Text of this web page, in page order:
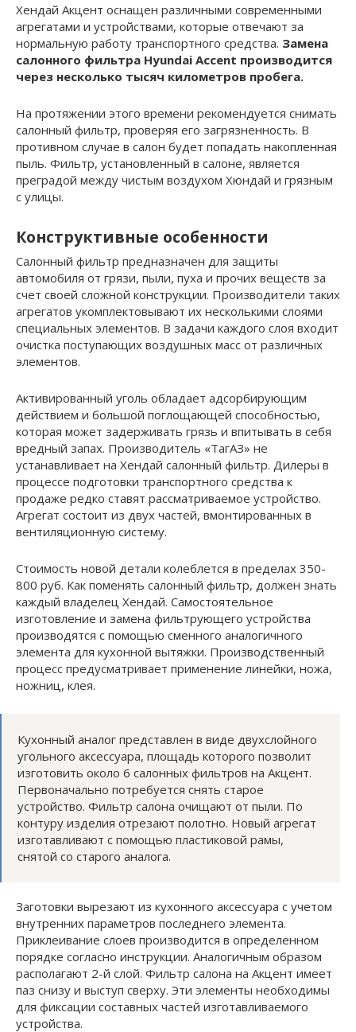
Хендай Акцент оснащен различными современными
агрегатами и устройствами, которые отвечают за
нормальную работу транспортного средства. Замена
салонного фильтра Hyundai Accent производится
через несколько тысяч километров пробега.
На протяжении этого времени рекомендуется снимать
салонный фильтр, проверяя его загрязненность. В
противном случае в салон будет попадать накопленная
пыль. Фильтр, установленный в салоне, является
преградой между чистым воздухом Хюндай и грязным
с улицы.
Конструктивные особенности
Салонный фильтр предназначен для защиты
автомобиля от грязи, пыли, пуха и прочих веществ за
счет своей сложной конструкции. Производители таких
агрегатов укомплектовывают их несколькими слоями
специальных элементов. В задачи каждого слоя входит
очистка поступающих воздушных масс от различных
элементов.
Активированный уголь обладает адсорбирующим
действием и большой поглощающей способностью,
которая может задерживать грязь и впитывать в себя
вредный запах. Производитель «ТагАЗ» не
устанавливает на Хендай салонный фильтр. Дилеры в
процессе подготовки транспортного средства к
продаже редко ставят рассматриваемое устройство.
Агрегат состоит из двух частей, вмонтированных в
вентиляционную систему.
Стоимость новой детали колеблется в пределах 350-
800 руб. Как поменять салонный фильтр, должен знать
каждый владелец Хендай. Самостоятельное
изготовление и замена фильтрующего устройства
производятся с помощью сменного аналогичного
элемента для кухонной вытяжки. Производственный
процесс предусматривает применение линейки, ножа,
ножниц, клея.
Кухонный аналог представлен в виде двухслойного
угольного аксессуара, площадь которого позволит
изготовить около 6 салонных фильтров на Акцент.
Первоначально потребуется снять старое
устройство. Фильтр салона очищают от пыли. По
контуру изделия отрезают полотно. Новый агрегат
изготавливают с помощью пластиковой рамы,
снятой со старого аналога.
Заготовки вырезают из кухонного аксессуара с учетом
внутренних параметров последнего элемента.
Приклеивание слоев производится в определенном
порядке согласно инструкции. Аналогичным образом
располагают 2-й слой. Фильтр салона на Акцент имеет
паз снизу и выступ сверху. Эти элементы необходимы
для фиксации составных частей изготавливаемого
устройства.